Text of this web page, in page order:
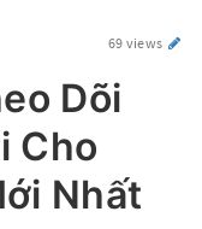
69 views
Dõi
Cho
Nhất